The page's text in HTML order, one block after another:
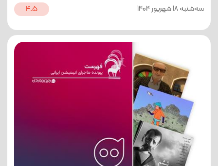
ﺳﻪشنبه 18 شهریور 1404
4.5